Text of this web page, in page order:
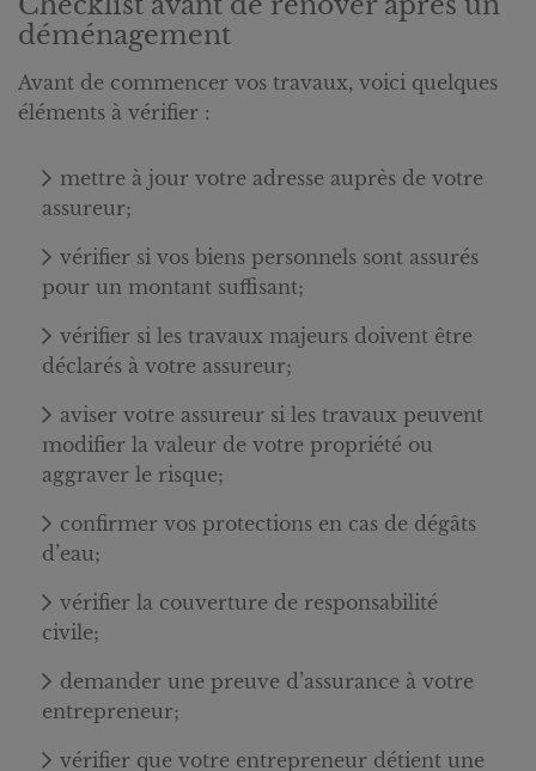
déménagement
Avant de commencer vos travaux, voici quelques
éléments à vérifier :
mettre à jour votre adresse auprès de votre
assureur;
vérifier si vos biens personnels sont assurés
pour un montant suffisant;
vérifier si les travaux majeurs doivent être
déclarés à votre assureur;
aviser votre assureur si les travaux peuvent
modifier la valeur de votre propriété ou
aggraver le risque;
confirmer vos protections en cas de dégâts
d’eau;
vérifier la couverture de responsabilité
civile;
demander une preuve d’assurance à votre
entrepreneur;
vérifier que votre entrepreneur détient une